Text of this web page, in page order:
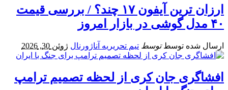
ارزان‌ ترین آیفون ۱۷ چند؟ / بررسی قیمت
۴۰ مدل گوشی در بازار امروز
ارسال شده توسط توسط تیم تحریریه آناژورنال ژوئن 30, 2026
افشاگری جان کری از لحظه تصمیم ترامپ